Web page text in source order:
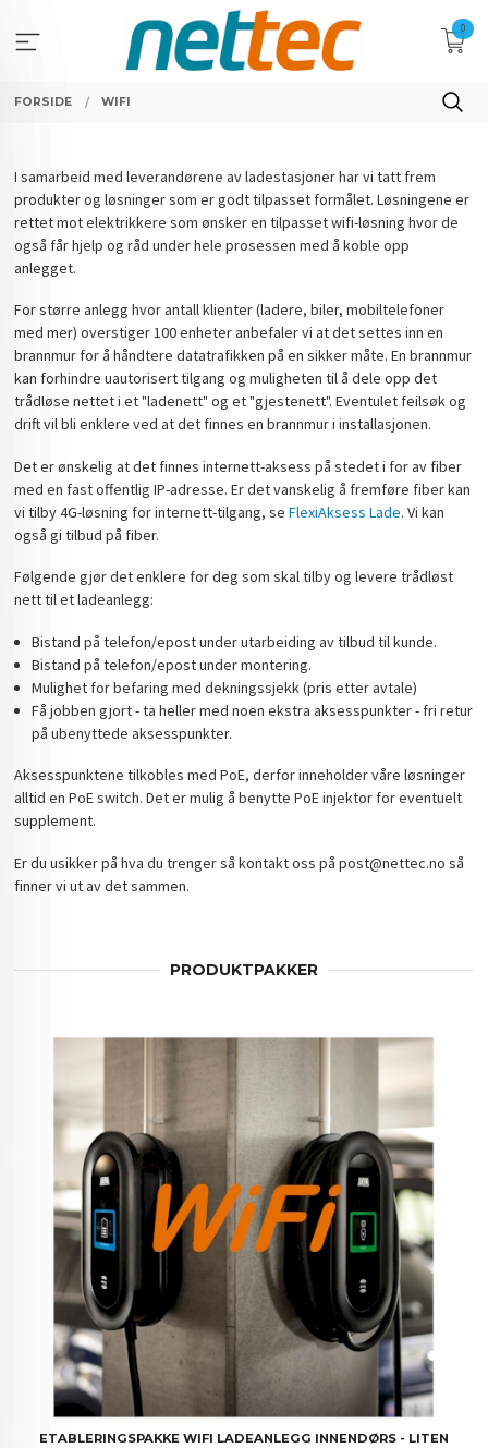
innholdet
0
FORSIDE WIFI
I samarbeid med leverandørene av ladestasjoner har vi tatt frem
produkter og løsninger som er godt tilpasset formålet. Løsningene er
rettet mot elektrikkere som ønsker en tilpasset wifi-løsning hvor de
også får hjelp og råd under hele prosessen med å koble opp
anlegget.
For større anlegg hvor antall klienter (ladere, biler, mobiltelefoner
med mer) overstiger 100 enheter anbefaler vi at det settes inn en
brannmur for å håndtere datatrafikken på en sikker måte. En brannmur
kan forhindre uautorisert tilgang og muligheten til å dele opp det
trådløse nettet i et "ladenett" og et "gjestenett". Eventulet feilsøk og
drift vil bli enklere ved at det finnes en brannmur i installasjonen.
Det er ønskelig at det finnes internett-aksess på stedet i for av fiber
med en fast offentlig IP-adresse. Er det vanskelig å fremføre fiber kan
vi tilby 4G-løsning for internett-tilgang, seFlexiAksess Lade. Vi kan
også gi tilbud på fiber.
Følgende gjør det enklere for deg som skal tilby og levere trådløst
nett til et ladeanlegg:
Bistand på telefon/epost under utarbeiding av tilbud til kunde.
Bistand på telefon/epost under montering.
Mulighet for befaring med dekningssjekk (pris etter avtale)
Få jobben gjort - ta heller med noen ekstra aksesspunkter - fri retur
på ubenyttede aksesspunkter.
Aksesspunktene tilkobles med PoE, derfor inneholder våre løsninger
alltid en PoE switch. Det er mulig å benytte PoE injektor for eventuelt
supplement.
Er du usikker på hva du trenger så kontakt oss på post@nettec.no så
finner vi ut av det sammen.
PRODUKTPAKKER
ETABLERINGSPAKKE WIFI LADEANLEGG INNENDØRS - LITEN